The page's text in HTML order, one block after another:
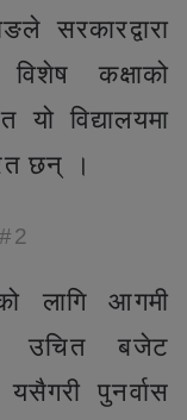
सरकारद्वारा
कक्षाको
यो विद्यालयमा
छन् ।
लागि आगमी
उचित बजेट
यसैगरी पुनर्वास